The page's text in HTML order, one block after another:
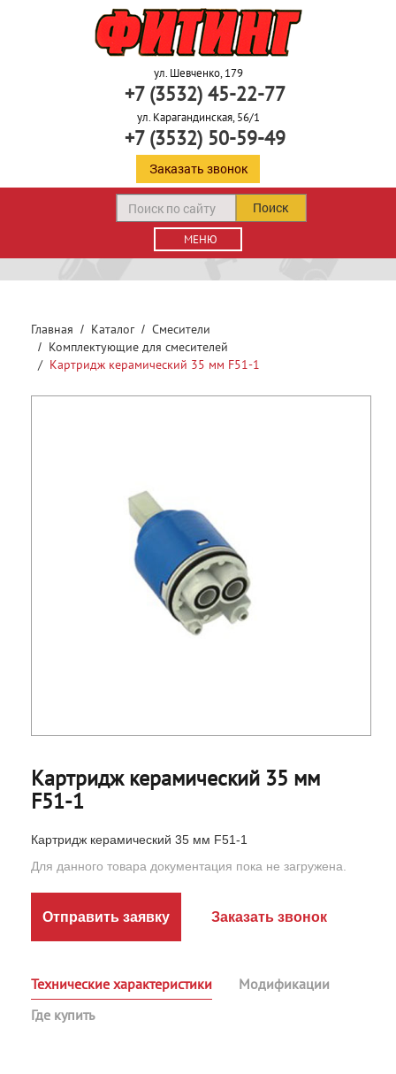
ул. Шевченко, 179
+7 (3532) 45-22-77
ул. Карагандинская, 56/1
+7 (3532) 50-59-49
Заказать звонок
МЕНЮ
Поиск
Главная Каталог
Смесители
Комплектующие для смесителей
Картридж керамический 35 мм F51-1
Картридж керамический 35 мм
F51-1
Картридж керамический 35 мм F51-1
Для данного товара документация пока не загружена.
Отправить заявку Заказать звонок
Технические характеристики
Модификации
Где купить